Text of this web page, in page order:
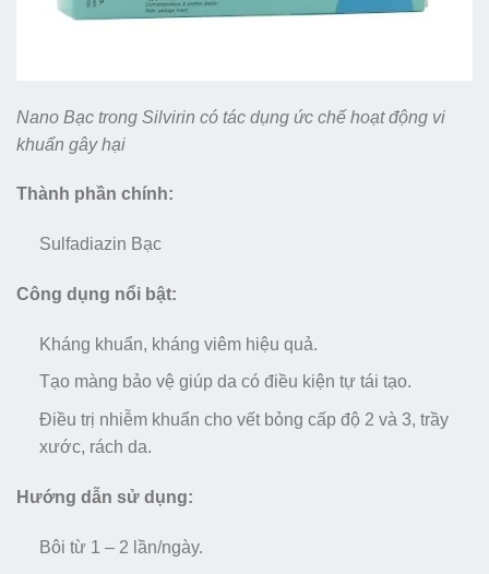
Nano Bạc trong Silvirin có tác dụng ức chế hoạt động vi
khuẩn gây hại
Thành phần chính:
Sulfadiazin Bạc
Công dụng nổi bật:
Kháng khuẩn, kháng viêm hiệu quả.
Tạo màng bảo vệ giúp da có điều kiện tự tái tạo.
Điều trị nhiễm khuẩn cho vết bỏng cấp độ 2 và 3, trầy
xước, rách da.
Hướng dẫn sử dụng:
Bôi từ 1 – 2 lần/ngày.